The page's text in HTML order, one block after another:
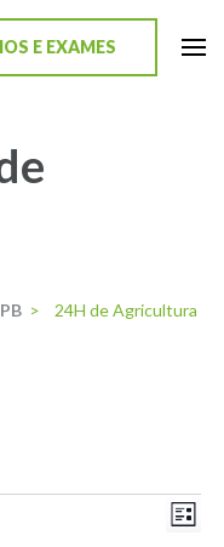
E EXAMES
> 24H de Agricultura
Lista